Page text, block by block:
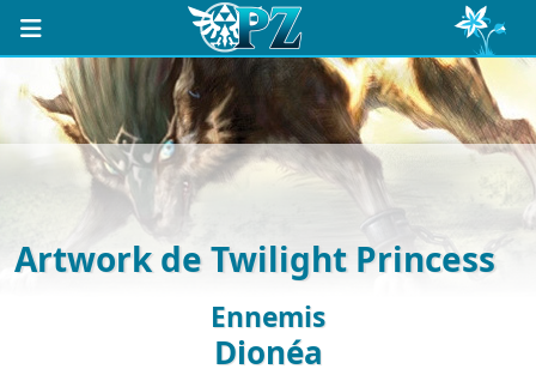
Artwork de Twilight Princess
Ennemis
Dionéa